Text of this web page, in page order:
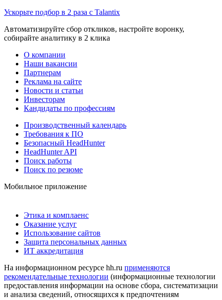
Ускорьте подбор в 2 раза с Talantix
Автоматизируйте сбор откликов, настройте воронку,
собирайте аналитику в 2 клика
О компании
Наши вакансии
Партнерам
Реклама на сайте
Новости и статьи
Инвесторам
Кандидаты по профессиям
Производственный календарь
Требования к ПО
Безопасный HeadHunter
HeadHunter API
Поиск работы
Поиск по резюме
Мобильное приложение
Этика и комплаенс
Оказание услуг
Использование сайтов
Защита персональных данных
ИТ аккредитация
На информационном ресурсе hh.ru применяются
рекомендательные технологии (информационные технологии
предоставления информации на основе сбора, систематизации
и анализа сведений, относящихся к предпочтениям